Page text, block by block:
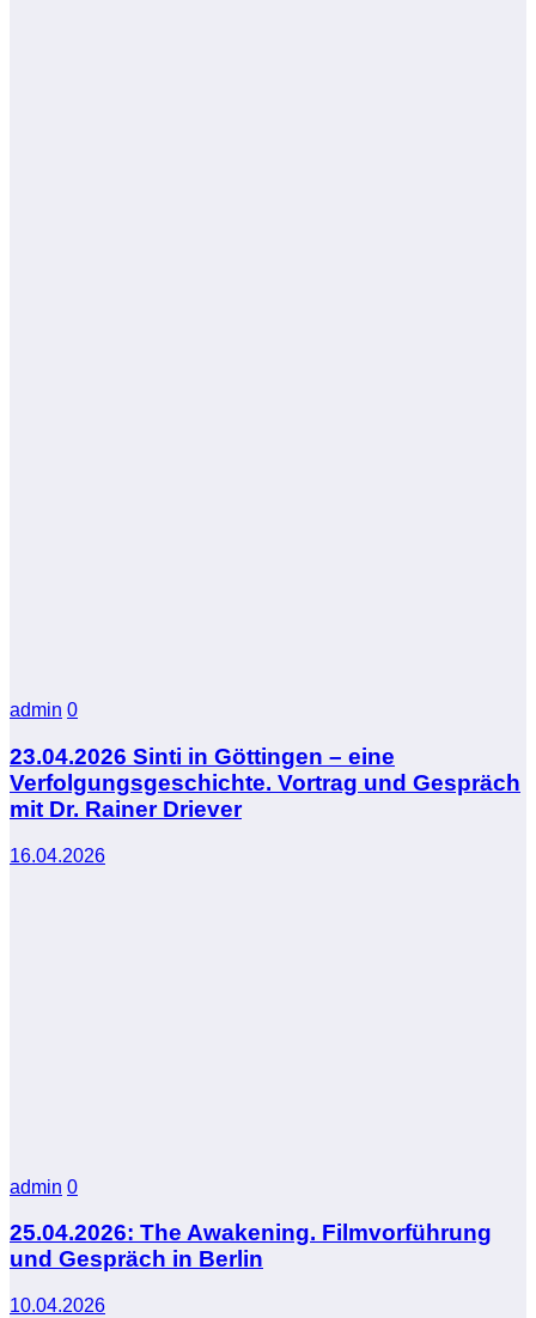
admin 0
23.04.2026 Sinti in Göttingen – eine
Verfolgungsgeschichte. Vortrag und Gespräch
mit Dr. Rainer Driever
16.04.2026
admin 0
25.04.2026: The Awakening. Filmvorführung
und Gespräch in Berlin
10.04.2026